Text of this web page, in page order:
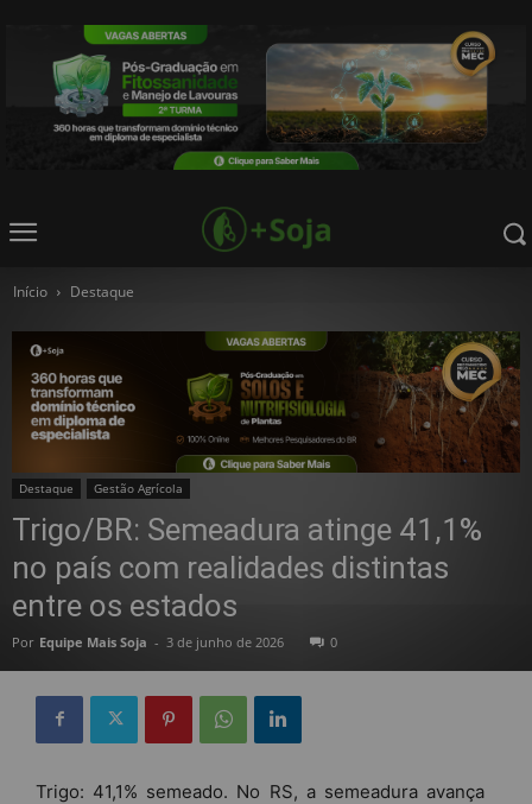
Início Destaque
Destaque Gestão Agrícola
Trigo/BR: Semeadura atinge 41,1%
no país com realidades distintas
entre os estados
Por Equipe Mais Soja - 3 de junho de 2026 0
Trigo: 41,1% semeado. No RS, a semeadura avança